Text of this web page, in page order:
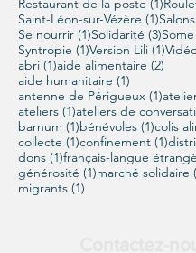
Restaurant de la poste (1)
Saint-Léon-sur-Vézère (1)1 post
Salons
Se nourrir (1)1 post
Solidarité (3)3
Syntropie (1)1 post
Version Lili (1)1
abri (1)1 post
aide alimentaire (2)
aide humanitaire (1)
antenne de Périgueux (1)1 post
ateliers (1)1 post
ateliers de
barnum (1)1 post
bénévoles (1)1 post
colis
collecte (1)1 post
confinement (1)1
dons (1)1 post
français-langue
générosité (1)1 post
marché solidaire
migrants (1)